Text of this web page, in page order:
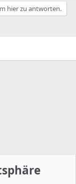
hier zu antworten.